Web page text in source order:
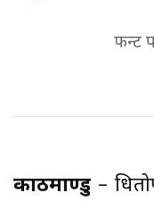
फन्ट
काठमाण्डु –